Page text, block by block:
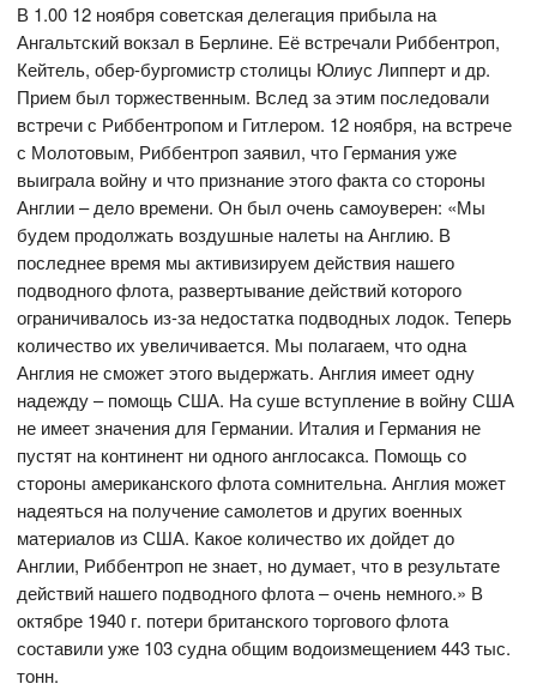
В 1.00 12 ноября советская делегация прибыла на
Ангальтский вокзал в Берлине. Её встречали Риббентроп,
Кейтель, обер-бургомистр столицы Юлиус Липперт и др.
Прием был торжественным. Вслед за этим последовали
встречи с Риббентропом и Гитлером. 12 ноября, на встрече
с Молотовым, Риббентроп заявил, что Германия уже
выиграла войну и что признание этого факта со стороны
Англии – дело времени. Он был очень самоуверен: «Мы
будем продолжать воздушные налеты на Англию. В
последнее время мы активизируем действия нашего
подводного флота, развертывание действий которого
ограничивалось из-за недостатка подводных лодок. Теперь
количество их увеличивается. Мы полагаем, что одна
Англия не сможет этого выдержать. Англия имеет одну
надежду – помощь США. На суше вступление в войну США
не имеет значения для Германии. Италия и Германия не
пустят на континент ни одного англосакса. Помощь со
стороны американского флота сомнительна. Англия может
надеяться на получение самолетов и других военных
материалов из США. Какое количество их дойдет до
Англии, Риббентроп не знает, но думает, что в результате
действий нашего подводного флота – очень немного.» В
октябре 1940 г. потери британского торгового флота
составили уже 103 судна общим водоизмещением 443 тыс.
тонн.